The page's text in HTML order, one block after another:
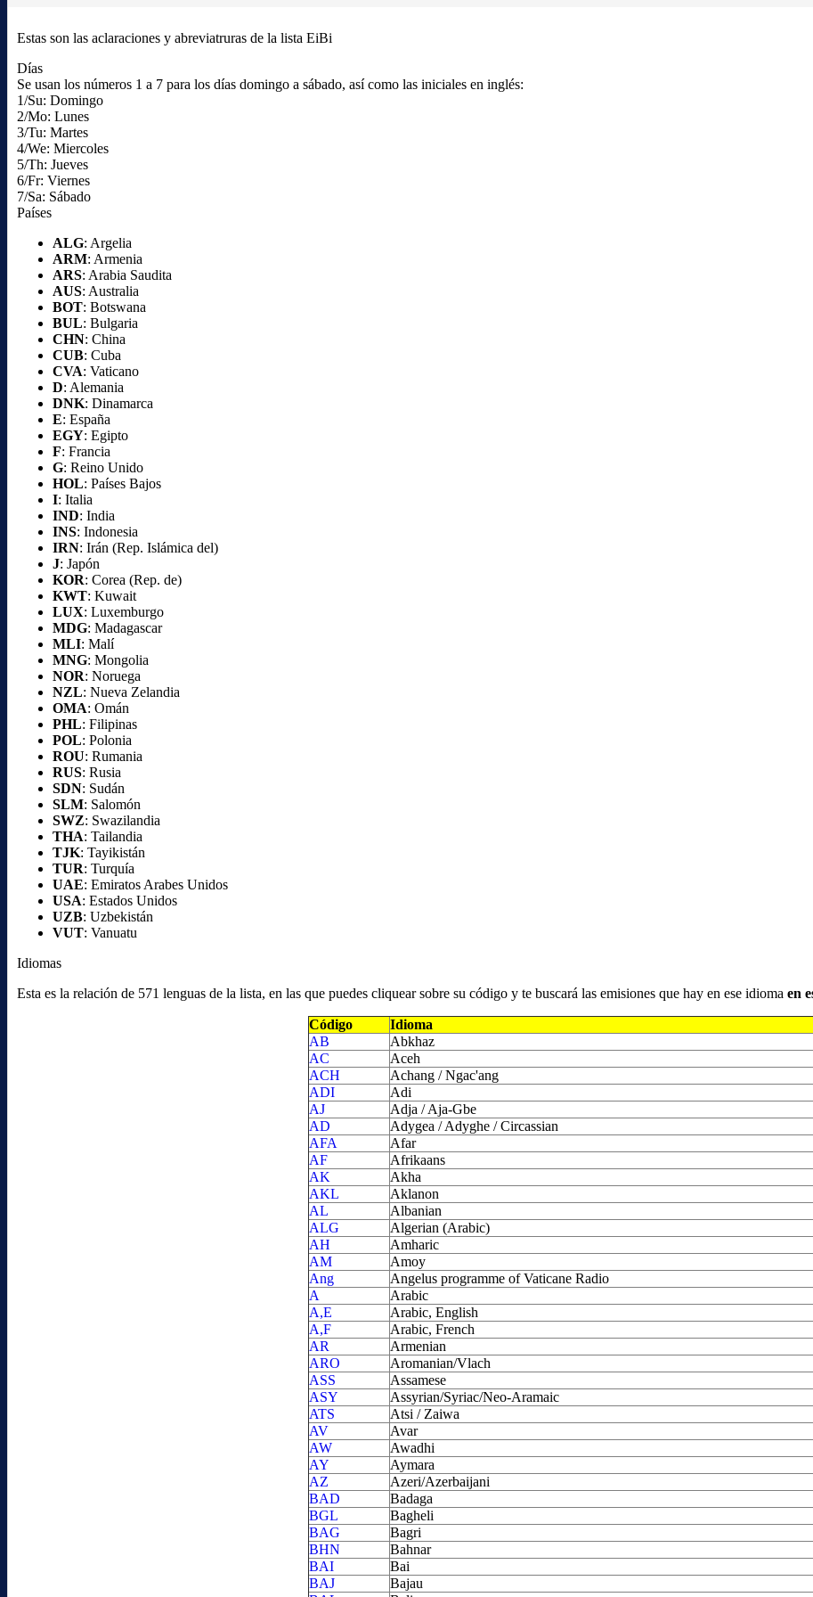
Estas son las aclaraciones y abreviatruras de la lista EiBi
Días
Se usan los números 1 a 7 para los días domingo a sábado, así como las iniciales en inglés:
1/Su: Domingo
2/Mo: Lunes
3/Tu: Martes
4/We: Miercoles
5/Th: Jueves
6/Fr: Viernes
7/Sa: Sábado
Países
ALG: Argelia
ARM: Armenia
ARS: Arabia Saudita
AUS: Australia
BOT: Botswana
BUL: Bulgaria
CHN: China
CUB: Cuba
CVA: Vaticano
D: Alemania
DNK: Dinamarca
E: España
EGY: Egipto
F: Francia
G: Reino Unido
HOL: Países Bajos
I: Italia
IND: India
INS: Indonesia
IRN: Irán (Rep. Islámica del)
J: Japón
KOR: Corea (Rep. de)
KWT: Kuwait
LUX: Luxemburgo
MDG: Madagascar
MLI: Malí
MNG: Mongolia
NOR: Noruega
NZL: Nueva Zelandia
OMA: Omán
PHL: Filipinas
POL: Polonia
ROU: Rumania
RUS: Rusia
SDN: Sudán
SLM: Salomón
SWZ: Swazilandia
THA: Tailandia
TJK: Tayikistán
TUR: Turquía
UAE: Emiratos Arabes Unidos
USA: Estados Unidos
UZB: Uzbekistán
VUT: Vanuatu
Idiomas
Esta es la relación de 571 lenguas de la lista, en las que puedes cliquear sobre su código y te buscará las emisiones que hay en ese idioma en
Código
Idioma
AB
Abkhaz
AC
Aceh
ACH
Achang / Ngac'ang
ADI
Adi
AJ
Adja / Aja-Gbe
AD
Adygea / Adyghe / Circassian
AFA
Afar
AF
Afrikaans
AK
Akha
AKL
Aklanon
AL
Albanian
ALG
Algerian (Arabic)
AH
Amharic
AM
Amoy
Ang
Angelus programme of Vaticane Radio
A
Arabic
A,E
Arabic, English
A,F
Arabic, French
AR
Armenian
ARO
Aromanian/Vlach
ASS
Assamese
ASY
Assyrian/Syriac/Neo-Aramaic
ATS
Atsi / Zaiwa
AV
Avar
AW
Awadhi
AY
Aymara
AZ
Azeri/Azerbaijani
BAD
Badaga
BGL
Bagheli
BAG
Bagri
BHN
Bahnar
BAI
Bai
BAJ
Bajau